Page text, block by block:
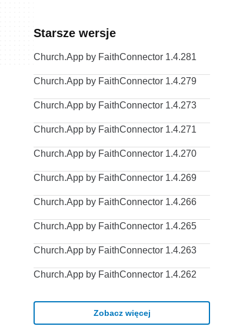
Starsze wersje
Church.App by FaithConnector 1.4.281
Church.App by FaithConnector 1.4.279
Church.App by FaithConnector 1.4.273
Church.App by FaithConnector 1.4.271
Church.App by FaithConnector 1.4.270
Church.App by FaithConnector 1.4.269
Church.App by FaithConnector 1.4.266
Church.App by FaithConnector 1.4.265
Church.App by FaithConnector 1.4.263
Church.App by FaithConnector 1.4.262
Zobacz więcej